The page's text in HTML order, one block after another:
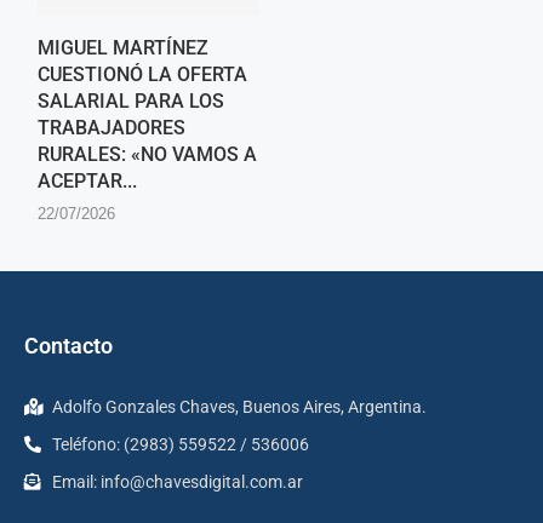
MIGUEL MARTÍNEZ
CUESTIONÓ LA OFERTA
SALARIAL PARA LOS
TRABAJADORES
RURALES: «NO VAMOS A
ACEPTAR...
22/07/2026
Contacto
Adolfo Gonzales Chaves, Buenos Aires, Argentina.
Teléfono: (2983) 559522 / 536006
Email: info@chavesdigital.com.ar